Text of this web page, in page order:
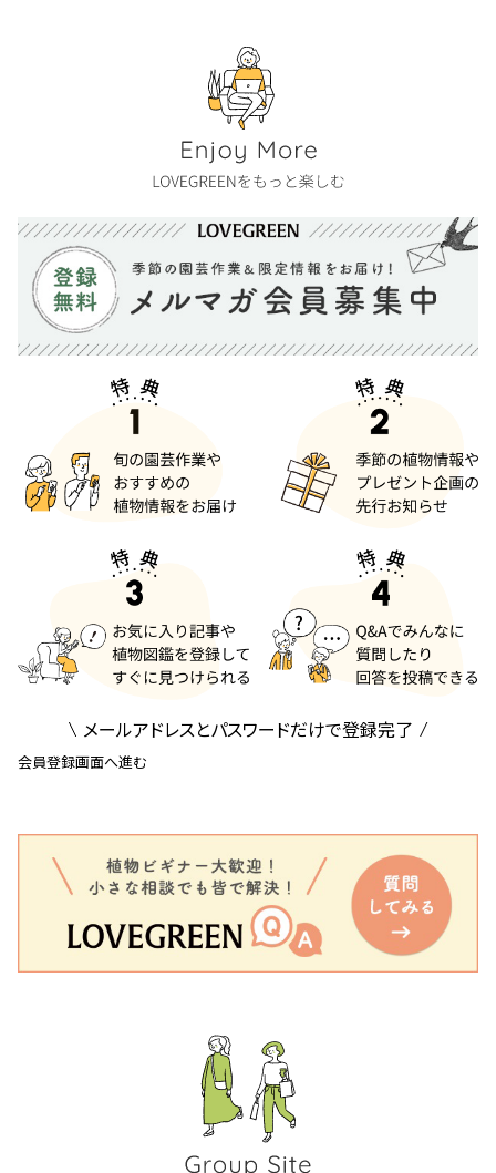
メールアドレスとパスワードだけで登録完了
会員登録画面へ進む